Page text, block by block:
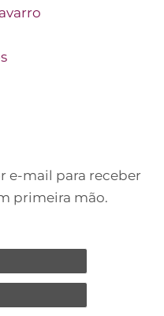
e-mail para receber
primeira mão.